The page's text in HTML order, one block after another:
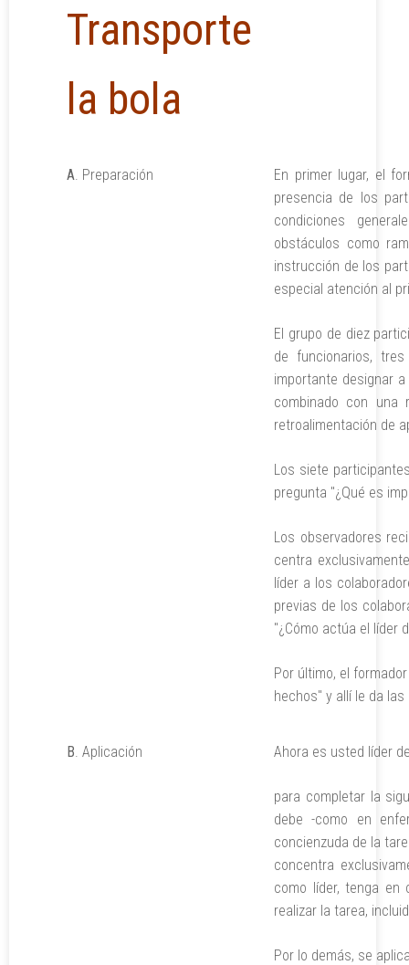
Transporte
la bola
A. Preparación
En primer lugar, el
presencia de los
condiciones
obstáculos como
instrucción de los
especial atención al
El grupo de diez
de funcionarios,
importante designar
combinado con una
retroalimentación de
Los siete
pregunta "¿Qué es
Los observadores
centra
líder a los
previas de los
"¿Cómo actúa el líder
Por último, el
hechos" y allí le da
B. Aplicación Ahora es usted líder
para completar la
debe -como en
concienzuda de la
concentra
como líder, tenga
realizar la tarea,
Por lo demás, se